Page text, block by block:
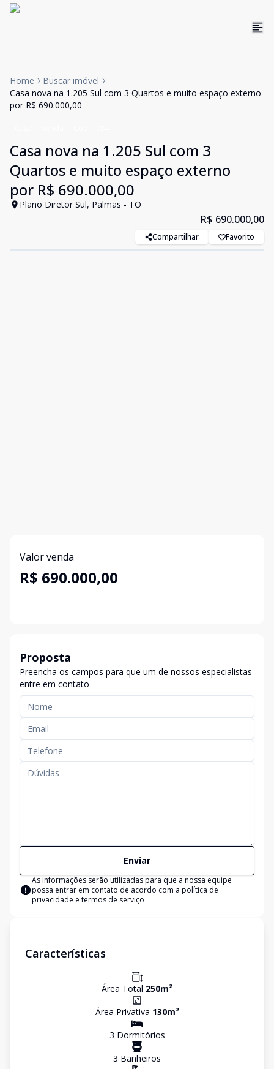
Home
Buscar imóvel
Casa nova na 1.205 Sul com 3 Quartos e muito espaço externo
por R$ 690.000,00
Casa nova na 1.205 Sul com 3
Quartos e muito espaço externo
por R$ 690.000,00
Plano Diretor Sul, Palmas - TO
R$ 690.000,00
Compartilhar Favorito
Valor venda
R$ 690.000,00
Proposta
Preencha os campos para que um de nossos especialistas
entre em contato
Enviar
As informações serão utilizadas para que a nossa equipe
possa entrar em contato de acordo com a política de
privacidade e termos de serviço
Características
Área Total 250m²
Área Privativa 130m²
3 Dormitórios
3 Banheiros